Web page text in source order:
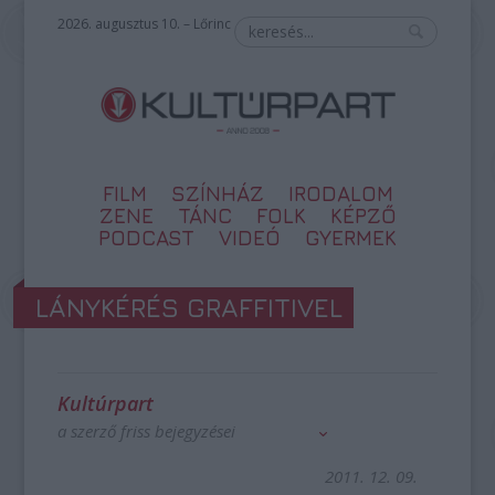
2026. augusztus 10. – Lőrinc
FILM SZÍNHÁZ
IRODALOM
ZENE
TÁNC FOLK
KÉPZŐ
PODCAST
VIDEÓ GYERMEK
LÁNYKÉRÉS GRAFFITIVEL
Kultúrpart
a szerző friss bejegyzései
2011. 12. 09.